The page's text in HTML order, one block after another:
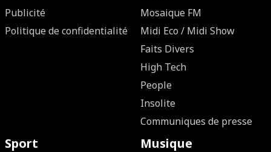
Publicité
Politique de confidentialité
Mosaique FM
Midi Eco / Midi Show
Faits Divers
High Tech
People
Insolite
Communiques de presse
Sport Musique